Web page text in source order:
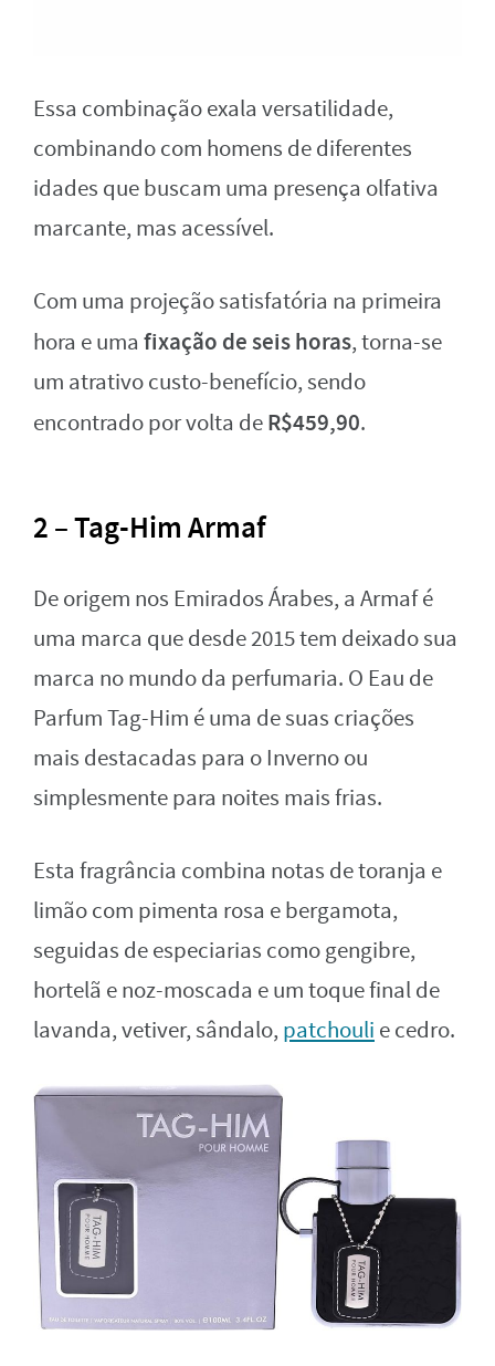
Essa combinação exala versatilidade,
combinando com homens de diferentes
idades que buscam uma presença olfativa
marcante, mas acessível.
Com uma projeção satisfatória na primeira
hora e uma fixação de seis horas, torna-se
um atrativo custo-benefício, sendo
encontrado por volta deR$459,90.
2 – Tag-Him Armaf
De origem nos Emirados Árabes, a Armaf é
uma marca que desde 2015 tem deixado sua
marca no mundo da perfumaria. O Eau de
Parfum Tag-Him é uma de suas criações
mais destacadas para o Inverno ou
simplesmente para noites mais frias.
Esta fragrância combina notas de toranja e
limão com pimenta rosa e bergamota,
seguidas de especiarias como gengibre,
hortelã e noz-moscada e um toque final de
lavanda, vetiver, sândalo, patchouli e cedro.